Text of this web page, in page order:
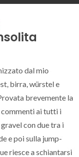
dal mio
birra, würstel e
brevemente la
commenti ai tutti i
con due tra i
e poi sulla jump-
riesce a schiantarsi